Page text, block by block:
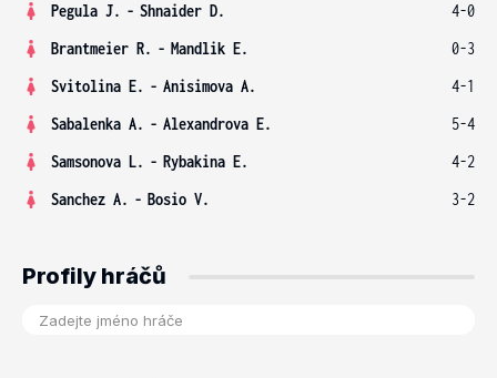
Pegula J. - Shnaider D.
4-0
Brantmeier R. - Mandlik E.
0-3
Svitolina E. - Anisimova A.
4-1
Sabalenka A. - Alexandrova E.
5-4
Samsonova L. - Rybakina E.
4-2
Sanchez A. - Bosio V. 3-2
Profily hráčů